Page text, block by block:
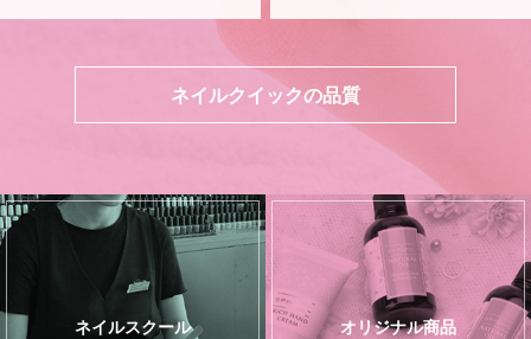
ネイルクイックの品質
ネイルスクール オリジナル商品